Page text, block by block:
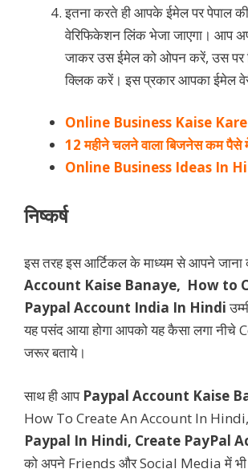
इतना करते ही आपके ईमेल पर पेपाल
वेरिफिकेशन लिंक भेजा जाएगा। आप
जाकर उस ईमेल को ओपन करें, उस पर
क्लिक करें। इस प्रकार आपका ईमेल
Online Business Kaise Kare
12 महीने चलने वाला बिजनेस कम पैसे
Online Business Ideas In
निष्कर्ष
इस तरह इस आर्टिकल के माध्यम से आपने जाना
Account Kaise Banaye, How to
Paypal Account India In Hindi
यह पसंद आया होगा आपको यह कैसा लगा नीचे
जरूर बताये।
साथ ही आप Paypal Account Kaise
How To Create An Account In Hindi,
Paypal In Hindi, Create PayPal
को अपने Friends और Social Media में